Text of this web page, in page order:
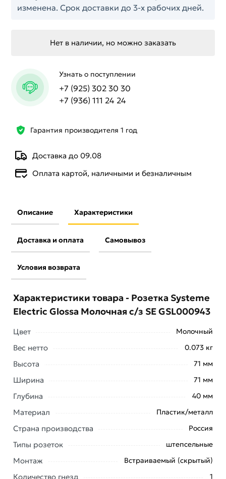
Гарантия производителя 1 год
Доставка до 09.08
Оплата картой, наличными и безналичным
изменена. Срок доставки до 3-х рабочих дней.
Нет в наличии, но можно заказать
Узнать о поступлении
+7 (925) 302 30 30
+7 (936) 111 24 24
Описание Характеристики
Доставка и оплата Самовывоз
Условия возврата
Electric Glossa Молочная с/з SE GSL000943 из
категории
Розетки штепсельныедействительны в
Москве и области.
Характеристики товара - Розетка Systeme
Electric Glossa Молочная с/з SE GSL000943
Цвет Молочный
Вес нетто 0.073 кг
Высота 71 мм
Ширина 71 мм
Глубина 40 мм
Материал Пластик/металл
Страна производства Россия
Типы розеток штепсельные
Монтаж Встраиваемый (скрытый)
Количество гнезд 1